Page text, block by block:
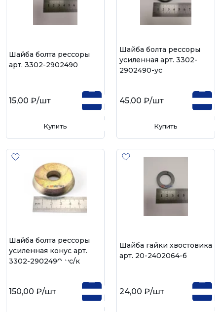
Шайба болта рессоры
арт. 3302-2902490
15,00 ₽/шт
Купить
Шайба болта рессоры
усиленная арт. 3302-
2902490-ус
45,00 ₽/шт
Купить
Шайба болта рессоры
усиленная конус арт.
3302-2902490-ус/к
150,00 ₽/шт
Шайба гайки хвостовика
арт. 20-2402064-б
24,00 ₽/шт